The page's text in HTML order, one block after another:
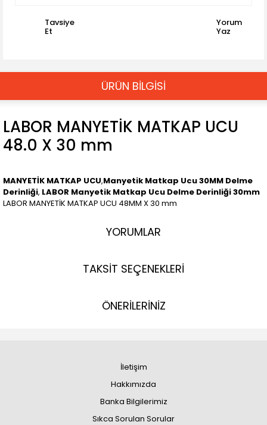
Tavsiye
Et
Yorum
Yaz
ÜRÜN BİLGİSİ
LABOR MANYETİK MATKAP UCU
48.0 X 30 mm
MANYETİK MATKAP UCU,Manyetik Matkap Ucu 30MM Delme
Derinliği, LABOR Manyetik Matkap Ucu Delme Derinliği 30mm
LABOR MANYETİK MATKAP UCU 48MM X 30 mm
YORUMLAR
TAKSİT SEÇENEKLERİ
ÖNERİLERİNİZ
İletişim
Hakkımızda
Banka Bilgilerimiz
Sıkca Sorulan Sorular